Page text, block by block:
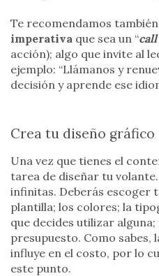
Te recomendamos también
imperativa que sea un “
acción); algo que invite al
ejemplo: “Llámanos y
decisión y aprende ese
Crea tu diseño gráfico
Una vez que tienes el
tarea de diseñar tu
infinitas. Deberás escoger
plantilla; los colores; la
que decides utilizar alguna;
presupuesto. Como sabes,
influye en el costo, por lo
este punto.